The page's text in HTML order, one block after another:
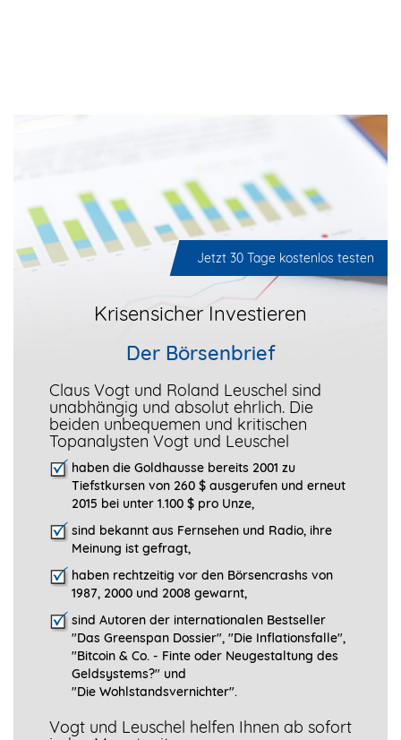
Jetzt 30 Tage kostenlos testen
Krisensicher Investieren
Der Börsenbrief
Claus Vogt und Roland Leuschel sind
unabhängig und absolut ehrlich. Die
beiden unbequemen und kritischen
Topanalysten Vogt und Leuschel
haben die Goldhausse bereits 2001 zu
Tiefstkursen von 260 $ ausgerufen und erneut
2015 bei unter 1.100 $ pro Unze,
sind bekannt aus Fernsehen und Radio, ihre
Meinung ist gefragt,
haben rechtzeitig vor den Börsencrashs von
1987, 2000 und 2008 gewarnt,
sind Autoren der internationalen Bestseller
"Das Greenspan Dossier", "Die Inflationsfalle",
"Bitcoin & Co. - Finte oder Neugestaltung des
Geldsystems?" und
"Die Wohlstandsvernichter".
Vogt und Leuschel helfen Ihnen ab sofort